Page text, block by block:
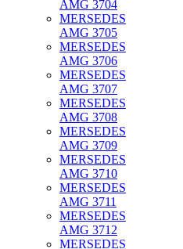
AMG 3704
MERSEDES
AMG 3705
MERSEDES
AMG 3706
MERSEDES
AMG 3707
MERSEDES
AMG 3708
MERSEDES
AMG 3709
MERSEDES
AMG 3710
MERSEDES
AMG 3711
MERSEDES
AMG 3712
MERSEDES